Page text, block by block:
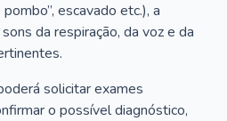
escavado etc.), a
da respiração, da voz e da
solicitar exames
o possível diagnóstico,